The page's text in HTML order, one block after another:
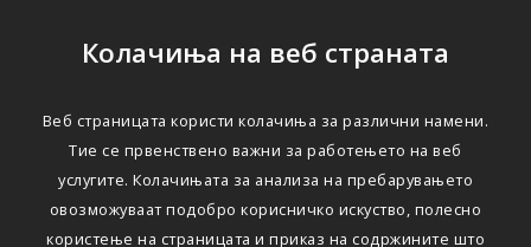
Колачиња на веб страната
Веб страницата користи колачиња за различни намени.
Тие се првенствено важни за работењето на веб
услугите. Колачињата за анализа на пребарувањето
овозможуваат подобро корисничко искуство, полесно
користење на страницата и приказ на содржините што